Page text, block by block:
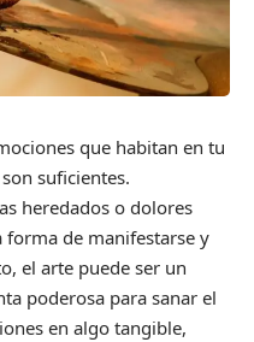
que habitan en tu
suficientes.
heredados o dolores
forma de manifestarse y
el arte puede ser un
poderosa para sanar el
en algo tangible,